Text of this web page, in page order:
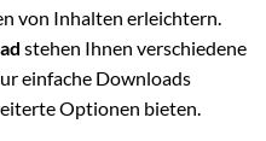
von Inhalten erleichtern.
stehen Ihnen verschiedene
einfache Downloads
Optionen bieten.